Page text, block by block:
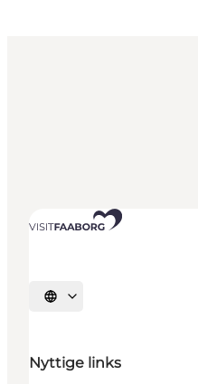
Vælg sprog
Nyttige links